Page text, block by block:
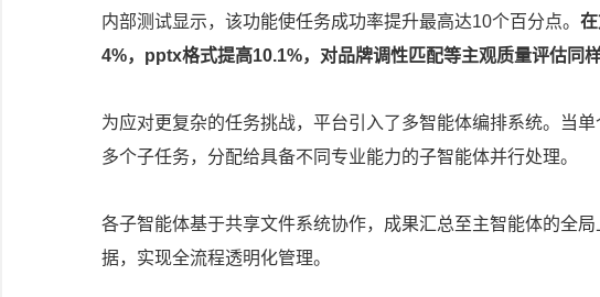
内部测试显示，该功能使任务成功率提升最高达10个百分点。
4%，pptx格式提高10.1%，对品牌调性匹配等主观质量评估同样
为应对更复杂的任务挑战，平台引入了多智能体编排系统。当
多个子任务，分配给具备不同专业能力的子智能体并行处理。
各子智能体基于共享文件系统协作，成果汇总至主智能体的全
据，实现全流程透明化管理。